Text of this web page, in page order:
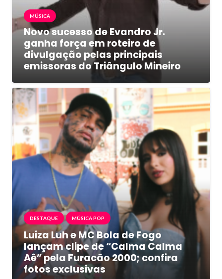
MÚSICA
Novo sucesso de Evandro Jr.
ganha força em roteiro de
divulgação pelas principais
emissoras do Triângulo Mineiro
DESTAQUE MÚSICA POP
Luiza Luh e MC Bola de Fogo
lançam clipe de “Calma Calma
Aê” pela Furacão 2000; confira
fotos exclusivas